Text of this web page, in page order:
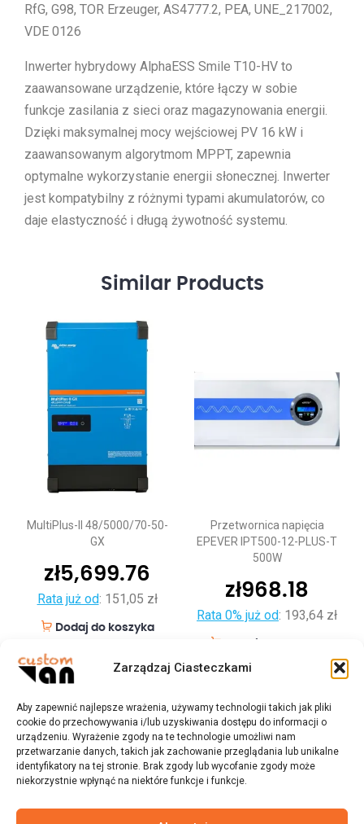
Zarządzaj Ciasteczkami
Aby zapewnić najlepsze wrażenia, używamy technologii takich jak pliki
cookie do przechowywania i/lub uzyskiwania dostępu do informacji o
urządzeniu. Wyrażenie zgody na te technologie umożliwi nam
przetwarzanie danych, takich jak zachowanie przeglądania lub unikalne
identyfikatory na tej stronie. Brak zgody lub wycofanie zgody może
niekorzystnie wpłynąć na niektóre funkcje i funkcje.
RfG, G98, TOR Erzeuger, AS4777.2, PEA, UNE_217002,
VDE 0126
Inwerter hybrydowy AlphaESS Smile T10-HV to
zaawansowane urządzenie, które łączy w sobie
funkcje zasilania z sieci oraz magazynowania energii.
Dzięki maksymalnej mocy wejściowej PV 16 kW i
zaawansowanym algorytmom MPPT, zapewnia
optymalne wykorzystanie energii słonecznej. Inwerter
jest kompatybilny z różnymi typami akumulatorów, co
daje elastyczność i długą żywotność systemu.
Similar Products
MultiPlus-II 48/5000/70-50-
GX
zł5,699.76
Rata już od: 151,05 zł
Dodaj do koszyka
Przetwornica napięcia
EPEVER IPT500-12-PLUS-T
500W
zł968.18
Rata 0% już od: 193,64 zł